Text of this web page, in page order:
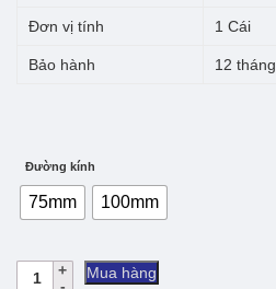
Đơn vị tính 1 Cái
Bảo hành 12 tháng
Đường kính
75mm 100mm
Bánh
Mua hàng